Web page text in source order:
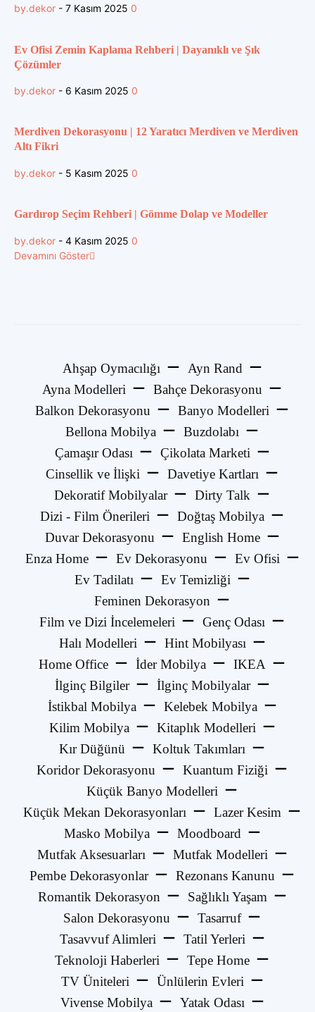
by.dekor - 7 Kasım 2025 0
Ev Ofisi Zemin Kaplama Rehberi | Dayanıklı ve Şık
Çözümler
by.dekor - 6 Kasım 2025 0
Merdiven Dekorasyonu | 12 Yaratıcı Merdiven ve Merdiven
Altı Fikri
by.dekor - 5 Kasım 2025 0
Gardırop Seçim Rehberi | Gömme Dolap ve Modeller
by.dekor - 4 Kasım 2025 0
Devamını Göster
Ahşap Oymacılığı
Ayn Rand
Ayna Modelleri
Bahçe Dekorasyonu
Balkon Dekorasyonu
Banyo Modelleri
Bellona Mobilya
Buzdolabı
Çamaşır Odası
Çikolata Marketi
Cinsellik ve İlişki
Davetiye Kartları
Dekoratif Mobilyalar
Dirty Talk
Dizi - Film Önerileri
Doğtaş Mobilya
Duvar Dekorasyonu
English Home
Enza Home
Ev Dekorasyonu
Ev Ofisi
Ev Tadilatı
Ev Temizliği
Feminen Dekorasyon
Film ve Dizi İncelemeleri
Genç Odası
Halı Modelleri
Hint Mobilyası
Home Office
İder Mobilya
IKEA
İlginç Bilgiler
İlginç Mobilyalar
İstikbal Mobilya
Kelebek Mobilya
Kilim Mobilya
Kitaplık Modelleri
Kır Düğünü
Koltuk Takımları
Koridor Dekorasyonu
Kuantum Fiziği
Küçük Banyo Modelleri
Küçük Mekan Dekorasyonları
Lazer Kesim
Masko Mobilya
Moodboard
Mutfak Aksesuarları
Mutfak Modelleri
Pembe Dekorasyonlar
Rezonans Kanunu
Romantik Dekorasyon
Sağlıklı Yaşam
Salon Dekorasyonu
Tasarruf
Tasavvuf Alimleri
Tatil Yerleri
Teknoloji Haberleri
Tepe Home
TV Üniteleri
Ünlülerin Evleri
Vivense Mobilya
Yatak Odası